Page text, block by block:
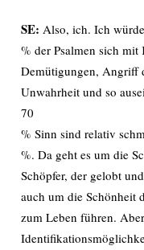
SE: Also, ich. Ich
% der Psalmen sich
Demütigungen, Angriff
Unwahrheit und so
70
% Sinn sind relativ
%. Da geht es um die
Schöpfer, der gelobt
auch um die Schönheit
zum Leben führen.